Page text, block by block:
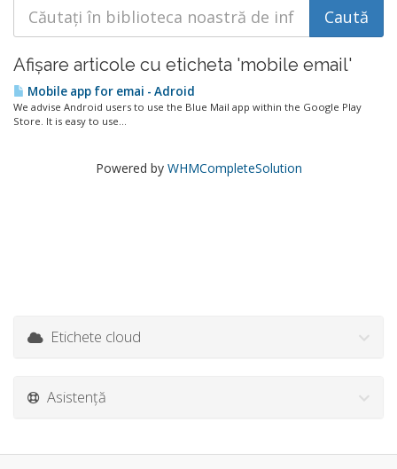
Afișare articole cu eticheta 'mobile email'
Mobile app for emai - Adroid
We advise Android users to use the Blue Mail app within the Google Play
Store. It is easy to use...
Powered by WHMCompleteSolution
Etichete cloud
Asistență